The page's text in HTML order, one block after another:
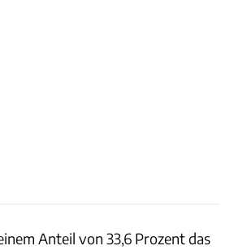
Anteil von 33,6 Prozent das